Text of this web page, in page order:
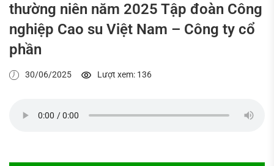
thường niên năm 2025 Tập đoàn Công
nghiệp Cao su Việt Nam – Công ty cổ
phần
30/06/2025 Lượt xem: 136
Tìm